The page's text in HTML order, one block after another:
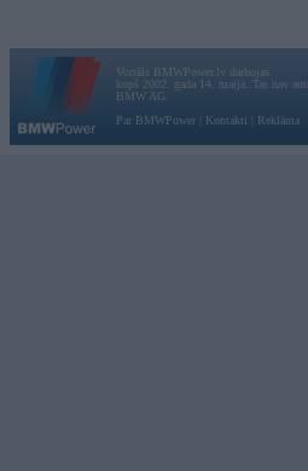
Vortāls BMWPower.lv darbojas
kopš 2002. gada 14. maija. Tas nav
BMW AG.
Par BMWPower
Kontakti Reklāma